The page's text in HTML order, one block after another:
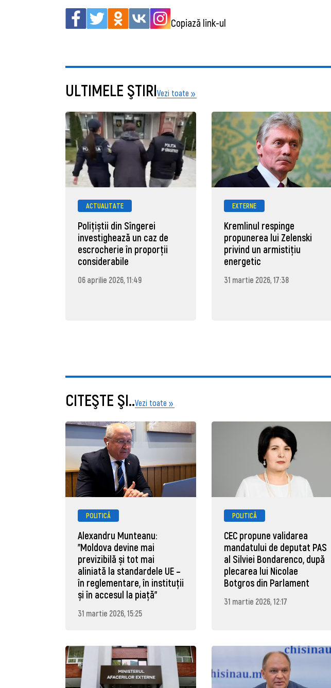
Copiază link-ul
ULTIMELE ŞTIRIVezi toate
ACTUALITATE
Polițiștii din Sîngerei
investighează un caz de
escrocherie în proporții
considerabile
06 aprilie 2026, 11:49
EXTERNE
Kremlinul respinge
propunerea lui Zelenski
privind un armistițiu
energetic
31 martie 2026, 17:38
CITEŞTE ŞI..Vezi toate
POLITICĂ
Alexandru Munteanu:
"Moldova devine mai
previzibilă și tot mai
aliniată la standardele UE –
în reglementare, în instituții
și în accesul la piață"
31 martie 2026, 15:25
POLITICĂ
CEC propune validarea
mandatului de deputat PAS
al Silviei Bondarenco, după
plecarea lui Nicolae
Botgros din Parlament
31 martie 2026, 12:17